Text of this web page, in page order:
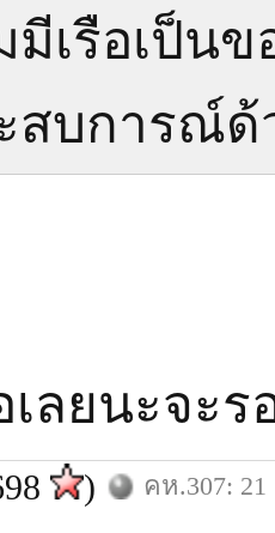
มีเรือเป็น
สบการณ์
เลยนะจะ
) คห.307: 21